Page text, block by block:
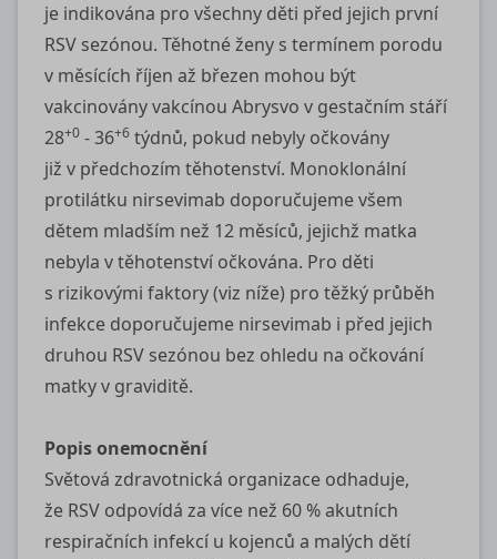
je indikována pro všechny děti před jejich první
RSV sezónou. Těhotné ženy s termínem porodu
v měsících říjen až březen mohou být
vakcinovány vakcínou Abrysvo v gestačním stáří
28+0 ‑ 36+6 týdnů, pokud nebyly očkovány
již v předchozím těhotenství. Monoklonální
protilátku nirsevimab doporučujeme všem
dětem mladším než 12 měsíců, jejichž matka
nebyla v těhotenství očkována. Pro děti
s rizikovými faktory (viz níže) pro těžký průběh
infekce doporučujeme nirsevimab i před jejich
druhou RSV sezónou bez ohledu na očkování
matky v graviditě.
Popis onemocnění
Světová zdravotnická organizace odhaduje,
že RSV odpovídá za více než 60 % akutních
respiračních infekcí u kojenců a malých dětí